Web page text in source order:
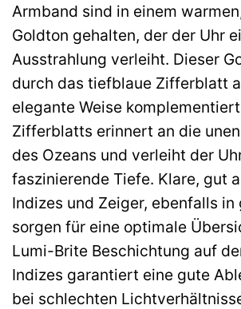
Armband sind in einem
Goldton gehalten, der der Uhr
Ausstrahlung verleiht. Dieser
durch das tiefblaue Zifferblatt
elegante Weise
Zifferblatts erinnert an die
des Ozeans und verleiht der
faszinierende Tiefe. Klare, gut
Indizes und Zeiger, ebenfalls in
sorgen für eine optimale
Lumi-Brite Beschichtung auf
Indizes garantiert eine gute
bei schlechten